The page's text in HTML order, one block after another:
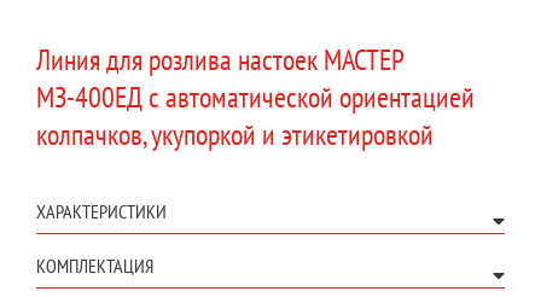
Линия для розлива настоек МАСТЕР
МЗ-400ЕД с автоматической ориентацией
колпачков, укупоркой и этикетировкой
ХАРАКТЕРИСТИКИ
КОМПЛЕКТАЦИЯ